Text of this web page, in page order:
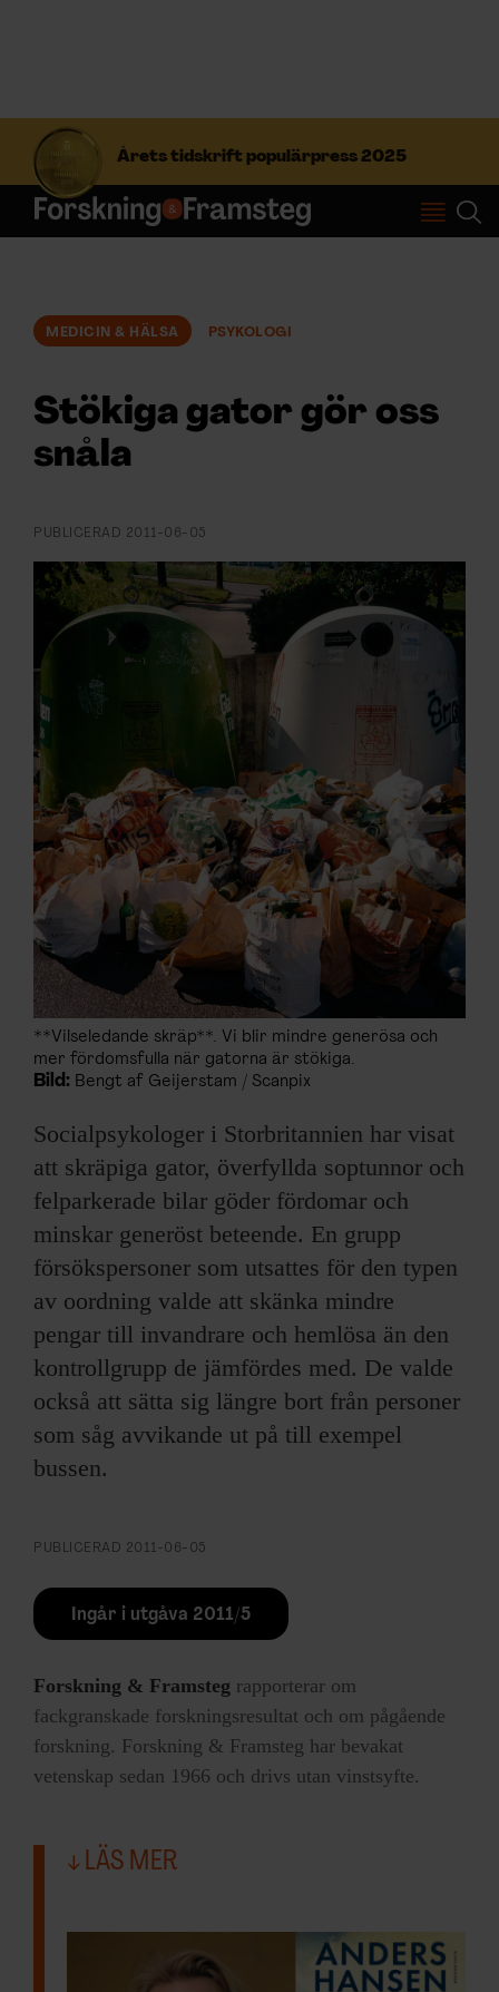
Årets tidskrift populärpress 2025
S
f
t
Prenumerera
ÄMNEN
LYSSNA/PODD
EVENEMANG & RESOR
SHOP
SKRIV I F&F
PRENUMERERA PÅ F&F
ANNONSERA I F&F
OM F&F
MEDICIN & HÄLSA PSYKOLOGI
Stökiga gator gör oss
snåla
PUBLICERAD 2011-06-05
**Vilseledande skräp**. Vi blir mindre generösa och
mer fördomsfulla när gatorna är stökiga.
Bild: Bengt af Geijerstam / Scanpix
Socialpsykologer i Storbritannien har visat
att skräpiga gator, överfyllda soptunnor och
felparkerade bilar göder fördomar och
minskar generöst beteende. En grupp
försökspersoner som utsattes för den typen
av oordning valde att skänka mindre
pengar till invandrare och hemlösa än den
kontrollgrupp de jämfördes med. De valde
också att sätta sig längre bort från personer
som såg avvikande ut på till exempel
bussen.
PUBLICERAD 2011-06-05
Ingår i utgåva 2011/5
Forskning & Framsteg rapporterar om
fackgranskade forskningsresultat och om pågående
forskning. Forskning & Framsteg har bevakat
vetenskap sedan 1966 och drivs utan vinstsyfte.
LÄS MER